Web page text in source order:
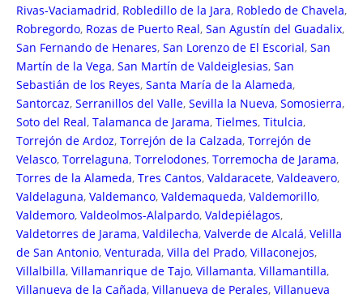
Rivas-Vaciamadrid, Robledillo de la Jara, Robledo de Chavela,
Robregordo, Rozas de Puerto Real, San Agustín del Guadalix,
San Fernando de Henares, San Lorenzo de El Escorial, San
Martín de la Vega, San Martín de Valdeiglesias, San
Sebastián de los Reyes, Santa María de la Alameda,
Santorcaz, Serranillos del Valle, Sevilla la Nueva, Somosierra,
Soto del Real, Talamanca de Jarama, Tielmes, Titulcia,
Torrejón de Ardoz, Torrejón de la Calzada, Torrejón de
Velasco, Torrelaguna, Torrelodones, Torremocha de Jarama,
Torres de la Alameda, Tres Cantos, Valdaracete, Valdeavero,
Valdelaguna, Valdemanco, Valdemaqueda, Valdemorillo,
Valdemoro, Valdeolmos-Alalpardo, Valdepiélagos,
Valdetorres de Jarama, Valdilecha, Valverde de Alcalá, Velilla
de San Antonio, Venturada, Villa del Prado, Villaconejos,
Villalbilla, Villamanrique de Tajo, Villamanta, Villamantilla,
Villanueva de la Cañada, Villanueva de Perales, Villanueva